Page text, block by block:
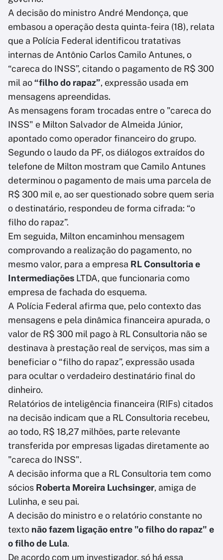
A decisão do ministro André Mendonça, que
embasou a operação desta quinta-feira (18), relata
que a Polícia Federal identificou tratativas
internas de Antônio Carlos Camilo Antunes, o
“careca do INSS”, citando o pagamento de R$ 300
mil ao“filho do rapaz”, expressão usada em
mensagens apreendidas.
As mensagens foram trocadas entre o "careca do
INSS" e Milton Salvador de Almeida Júnior,
apontado como operador financeiro do grupo.
Segundo o laudo da PF, os diálogos extraídos do
telefone de Milton mostram que Camilo Antunes
determinou o pagamento de mais uma parcela de
R$ 300 mil e, ao ser questionado sobre quem seria
o destinatário, respondeu de forma cifrada: “o
filho do rapaz”.
Em seguida, Milton encaminhou mensagem
comprovando a realização do pagamento, no
mesmo valor, para a empresa RL Consultoria e
Intermediações LTDA, que funcionaria como
empresa de fachada do esquema.
A Polícia Federal afirma que, pelo contexto das
mensagens e pela dinâmica financeira apurada, o
valor de R$ 300 mil pago à RL Consultoria não se
destinava à prestação real de serviços, mas sim a
beneficiar o “filho do rapaz”, expressão usada
para ocultar o verdadeiro destinatário final do
dinheiro.
Relatórios de inteligência financeira (RIFs) citados
na decisão indicam que a RL Consultoria recebeu,
ao todo, R$ 18,27 milhões, parte relevante
transferida por empresas ligadas diretamente ao
"careca do INSS".
A decisão informa que a RL Consultoria tem como
sócios Roberta Moreira Luchsinger, amiga de
Lulinha, e seu pai.
A decisão do ministro e o relatório constante no
texto não fazem ligação entre "o filho do rapaz" e
o filho de Lula.
De acordo com um investigador, só há essa